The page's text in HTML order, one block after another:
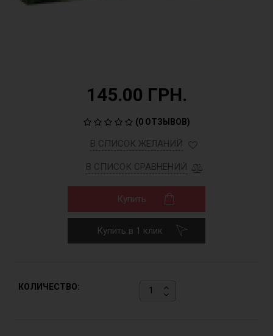
145.00 ГРН.
(0 ОТЗЫВОВ)
В СПИСОК ЖЕЛАНИЙ
В СПИСОК СРАВНЕНИЙ
Купить
Купить в 1 клик
КОЛИЧЕСТВО: